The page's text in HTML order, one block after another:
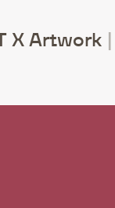
X Artwork |